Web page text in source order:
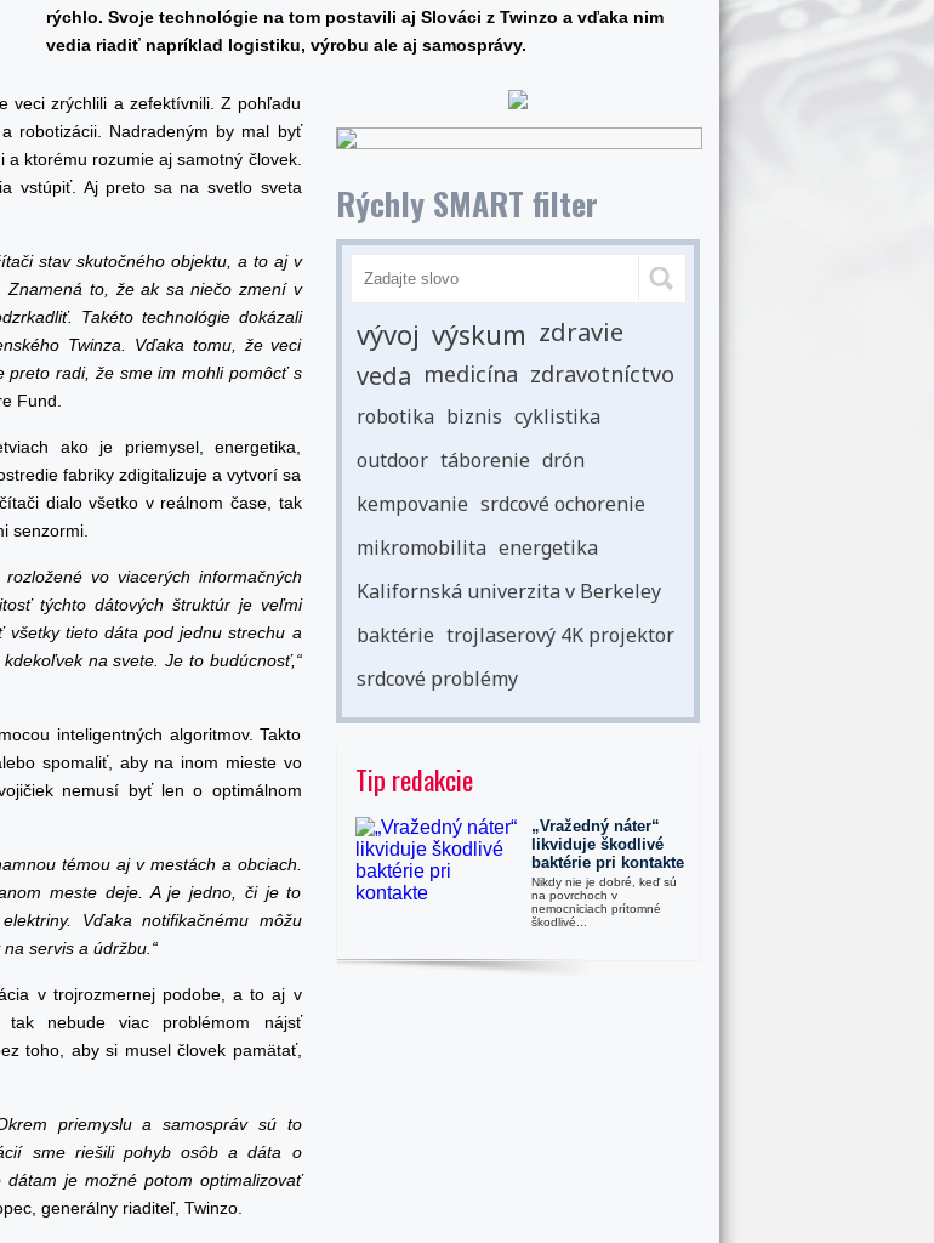
rýchlo. Svoje technológie na tom postavili aj Slováci z Twinzo a vďaka nim
vedia riadiť napríklad logistiku, výrobu ale aj samosprávy.
veci zrýchlili a zefektívnili. Z pohľadu
robotizácii. Nadradeným by mal byť
ktorému rozumie aj samotný človek.
vstúpiť. Aj preto sa na svetlo sveta
stav skutočného objektu, a to aj v
Znamená to, že ak sa niečo zmení v
Takéto technológie dokázali
Twinza. Vďaka tomu, že veci
preto radi, že sme im mohli pomôcť s
Fund.
ako je priemysel, energetika,
fabriky zdigitalizuje a vytvorí sa
dialo všetko v reálnom čase, tak
senzormi.
vo viacerých informačných
týchto dátových štruktúr je veľmi
všetky tieto dáta pod jednu strechu a
na svete. Je to budúcnosť,“
inteligentných algoritmov. Takto
spomaliť, aby na inom mieste vo
nemusí byť len o optimálnom
témou aj v mestách a obciach.
meste deje. A je jedno, či je to
Vďaka notifikačnému môžu
servis a údržbu.“
v trojrozmernej podobe, a to aj v
tak nebude viac problémom nájsť
toho, aby si musel človek pamätať,
priemyslu a samospráv sú to
sme riešili pohyb osôb a dáta o
je možné potom optimalizovať
generálny riaditeľ, Twinzo.
Rýchly SMART filter
vývoj výskum zdravie
veda medicína zdravotníctvo
robotika biznis cyklistika
outdoor táborenie drón
kempovanie srdcové ochorenie
mikromobilita energetika
Kalifornská univerzita v Berkeley
baktérie trojlaserový 4K projektor
srdcové problémy
Tip redakcie
„Vražedný náter“
likviduje škodlivé
baktérie pri kontakte
Nikdy nie je dobré, keď sú
na povrchoch v
nemocniciach prítomné
škodlivé...